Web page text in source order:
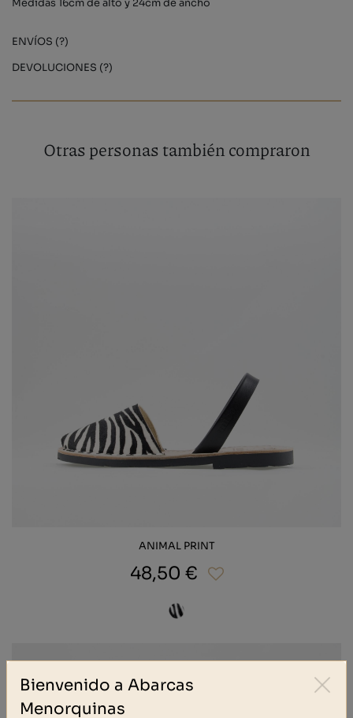
Medidas 16cm de alto y 24cm de ancho
ENVÍOS (?)
DEVOLUCIONES (?)
Otras personas también compraron
ANIMAL PRINT
48,50 €
Bienvenido a Abarcas
Menorquinas